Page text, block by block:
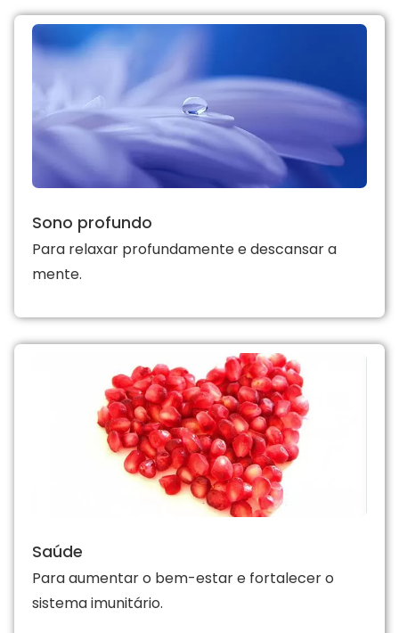
Sono profundo
Para relaxar profundamente e descansar a
mente.
Saúde
Para aumentar o bem-estar e fortalecer o
sistema imunitário.